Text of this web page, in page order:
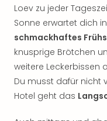
Loev zu jeder
Sonne erwartet dich
schmackhaftes
knusprige Brötchen
weitere Leckerbissen
Du musst dafür nicht
Hotel geht das